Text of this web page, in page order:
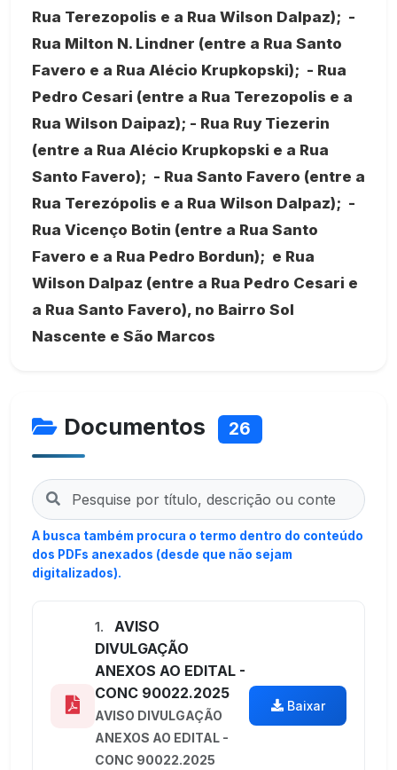
Rua Terezopolis e a Rua Wilson Dalpaz); -
Rua Milton N. Lindner (entre a Rua Santo
Favero e a Rua Alécio Krupkopski); - Rua
Pedro Cesari (entre a Rua Terezopolis e a
Rua Wilson Daipaz); - Rua Ruy Tiezerin
(entre a Rua Alécio Krupkopski e a Rua
Santo Favero); - Rua Santo Favero (entre a
Rua Terezópolis e a Rua Wilson Dalpaz); -
Rua Vicenço Botin (entre a Rua Santo
Favero e a Rua Pedro Bordun); e Rua
Wilson Dalpaz (entre a Rua Pedro Cesari e
a Rua Santo Favero), no Bairro Sol
Nascente e São Marcos
Documentos 26
A busca também procura o termo dentro do conteúdo
dos PDFs anexados (desde que não sejam
digitalizados).
1.
AVISO
DIVULGAÇÃO
ANEXOS AO EDITAL -
CONC 90022.2025
AVISO DIVULGAÇÃO
ANEXOS AO EDITAL -
CONC 90022.2025
Baixar